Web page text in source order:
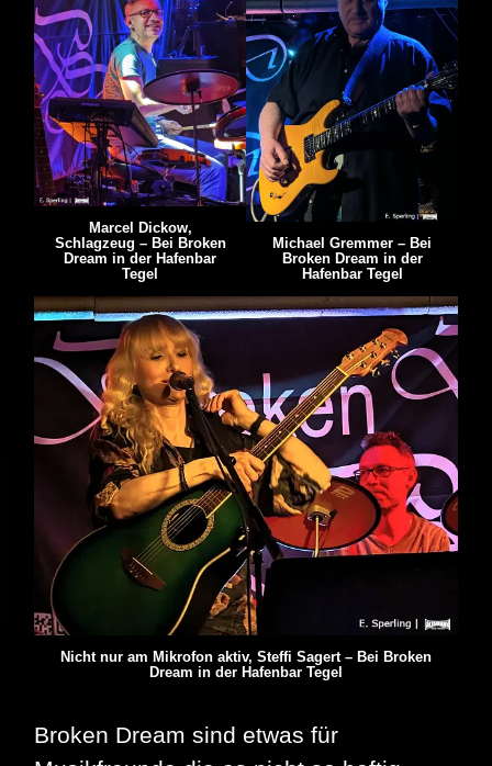
Marcel Dickow,
Schlagzeug – Bei Broken
Dream in der Hafenbar
Tegel
Michael Gremmer – Bei
Broken Dream in der
Hafenbar Tegel
Nicht nur am Mikrofon aktiv, Steffi Sagert – Bei Broken
Dream in der Hafenbar Tegel
Broken Dream sind etwas für